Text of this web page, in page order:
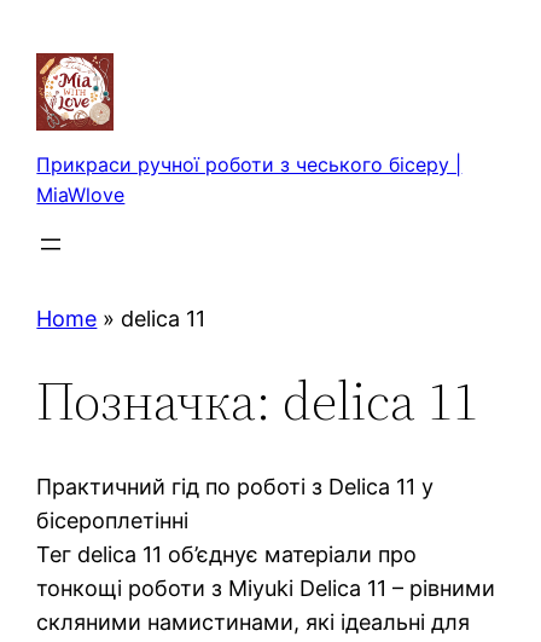
вмісту
Прикраси ручної роботи з чеського бісеру |
MiaWlove
Home » delica 11
Позначка: delica 11
Практичний гід по роботі з Delica 11 у
бісероплетінні
Тег delica 11 об’єднує матеріали про
тонкощі роботи з Miyuki Delica 11 – рівними
скляними намистинами, які ідеальні для